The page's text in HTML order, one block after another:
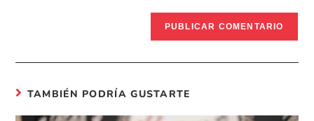
TAMBIÉN PODRÍA GUSTARTE